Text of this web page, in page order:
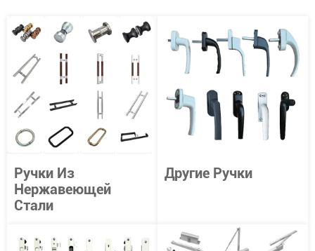
Ручки Из
Нержавеющей
Стали
Другие Ручки